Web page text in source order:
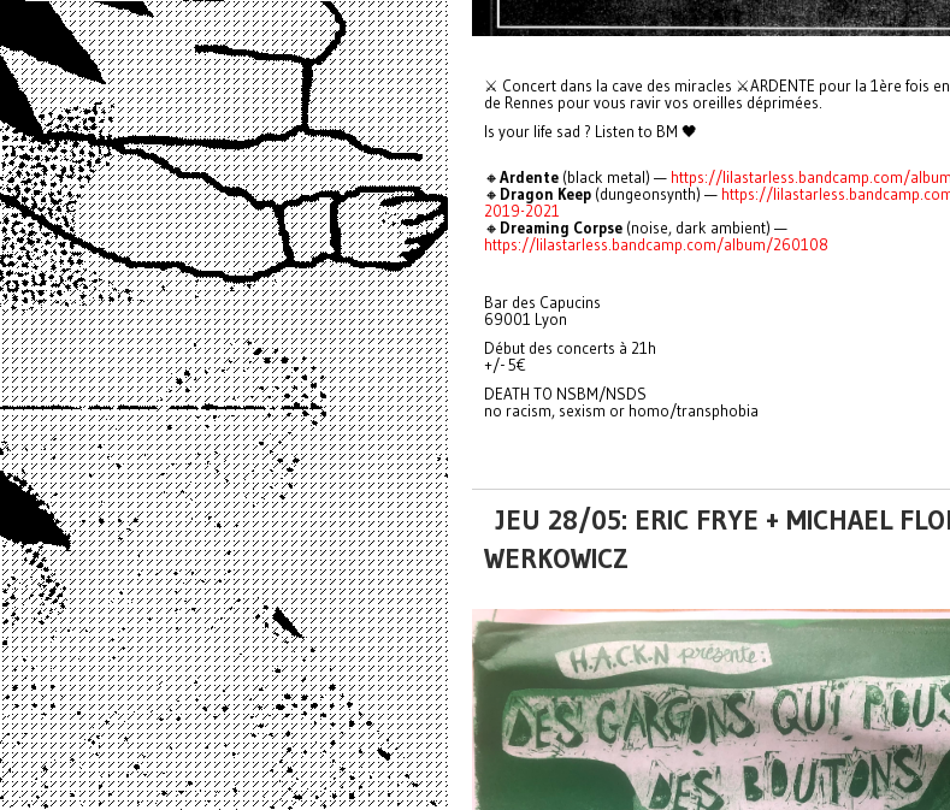
⚔ Concert dans la cave des miracles ⚔ARDENTE pour la 1ère fois
de Rennes pour vous ravir vos oreilles déprimées.
Is your life sad ? Listen to BM 🖤
🔸Ardente (black metal) — https://lilastarless.bandcamp.com/
🔸 Dragon Keep (dungeonsynth) — https://
2019-2021
🔸 Dreaming Corpse (noise, dark ambient) —
https://lilastarless.bandcamp.com/album/260108
Bar des Capucins
69001 Lyon
Début des concerts à 21h
+/- 5€
DEATH TO NSBM/NSDS
no racism, sexism or homo/transphobia
JEU 28/05: ERIC FRYE + MICHAEL
WERKOWICZ